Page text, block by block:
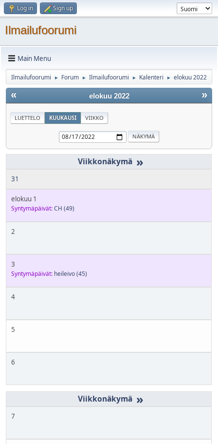
Log in Sign up
Ilmailufoorumi
Main Menu
Ilmailufoorumi ► Forum ► Ilmailufoorumi ► Kalenteri ► elokuu 2022
« »
elokuu 2022
LUETTELO KUUKAUSI VIIKKO
»
31
elokuu 1
Syntymäpäivät:CH (49)
2
3
Syntymäpäivät: heileivo(45)
4
5
6
»
7